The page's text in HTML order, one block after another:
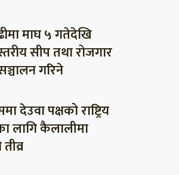
माघ ५ गतेदेखि
सीप तथा रोजगार
गरिने
देउवा पक्षको राष्ट्रिय
लागि कैलालीमा